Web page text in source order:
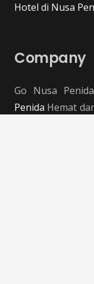
Hotel di Nusa
Company
Go Nusa
Penida Hemat